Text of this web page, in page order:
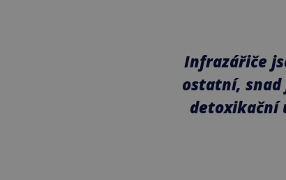
Infrazářiče
ostatní,
detoxikační